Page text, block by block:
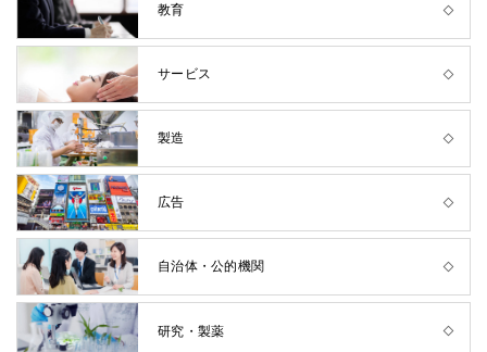
教育
サービス
製造
広告
自治体・公的機関
研究・製薬